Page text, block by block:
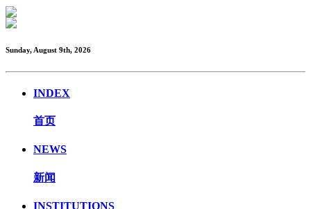
Sunday, August 9th, 2026
INDEX
首页
NEWS
新闻
INSTITUTIONS